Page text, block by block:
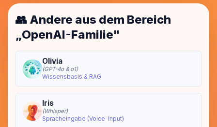
👥 Andere aus dem Bereich
„OpenAI-Familie"
Olivia
(GPT-4o & o1)
Wissensbasis & RAG
Iris
(Whisper)
Spracheingabe (Voice-Input)